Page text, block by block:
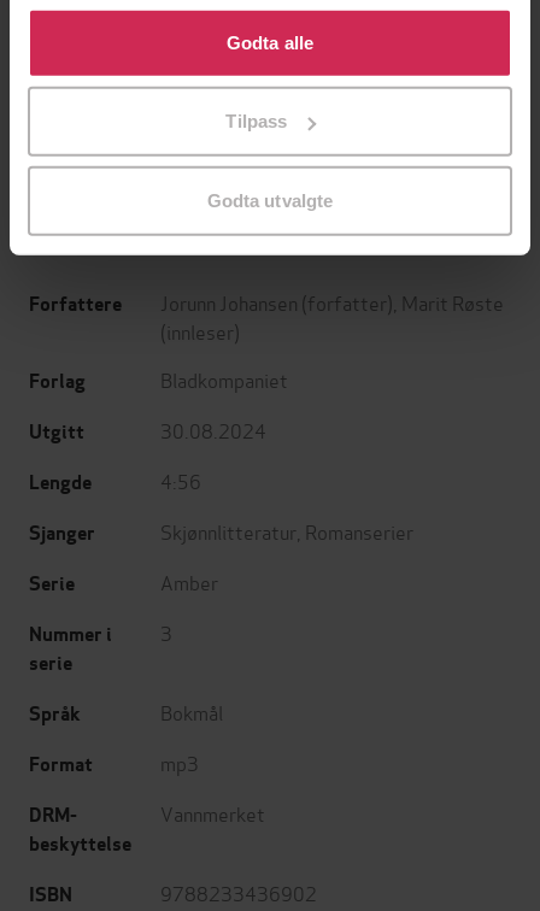
Klikk på «Godta alle» for å gi oss ditt samtykke til å
bruke cookies for alle disse formålene. Du kan også
tilpasse ditt samtykke til spesifikke formål ved å klikke
Godta alle
Tilpass
Godta utvalgte
199,-
LYDBOK
169,-
LYDBOK
Forfattere Jorunn Johansen (forfatter), Marit Røste
(innleser)
Forlag Bladkompaniet
Utgitt 30.08.2024
Lengde 4:56
Sjanger Skjønnlitteratur Romanserier
Serie Amber
Nummer i
serie
3
Språk Bokmål
Format mp3
DRM-
beskyttelse
Vannmerket
ISBN 9788233436902